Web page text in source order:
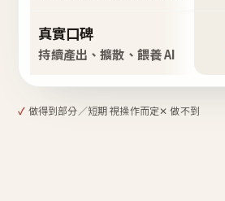
真實口碑
持續產出、擴散、餵養 AI
✓ 做得到部分／短期 視操作而定✕ 做不到